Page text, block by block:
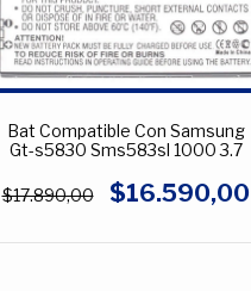
Bat Compatible Con Samsung
Gt-s5830 Sms583sl 1000 3.7
$17.890,00 $16.590,00